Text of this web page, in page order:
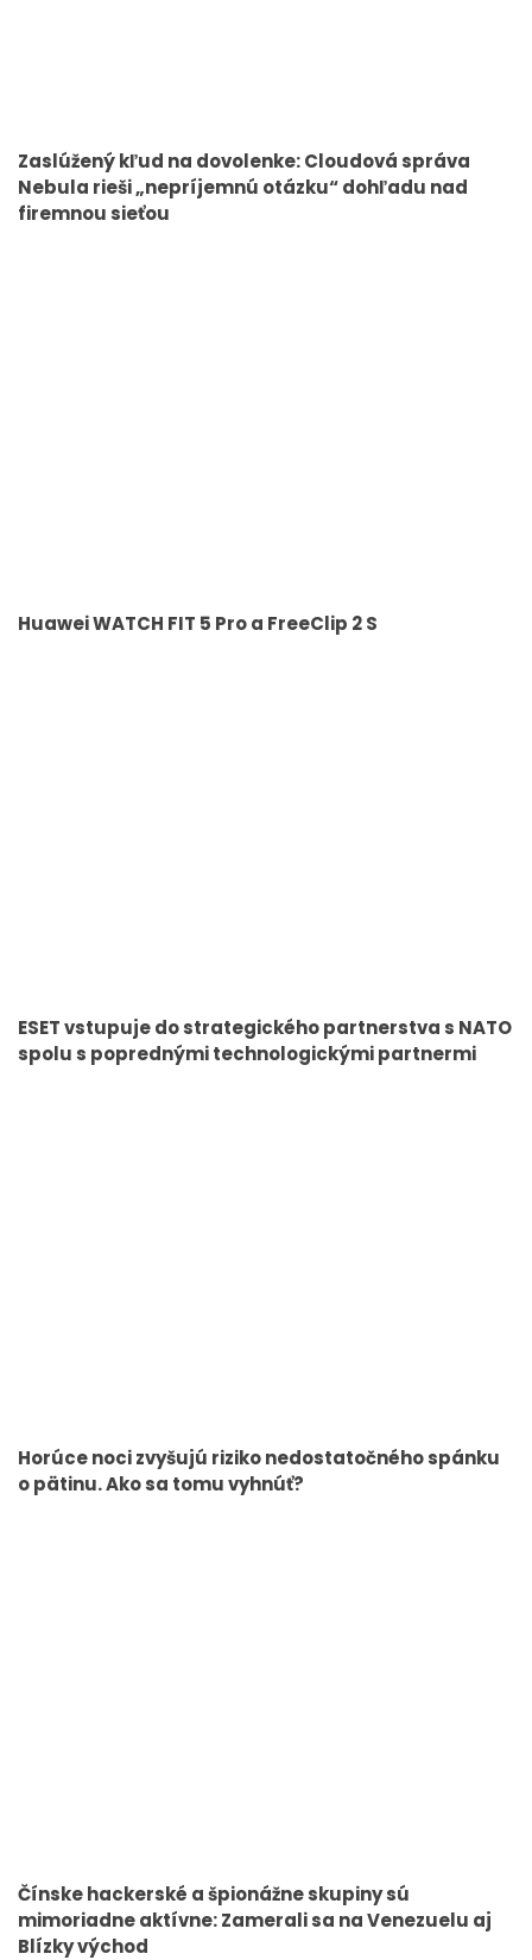
Zaslúžený kľud na dovolenke: Cloudová správa
Nebula rieši „nepríjemnú otázku“ dohľadu nad
firemnou sieťou
Huawei WATCH FIT 5 Pro a FreeClip 2 S
ESET vstupuje do strategického partnerstva s NATO
spolu s poprednými technologickými partnermi
Horúce noci zvyšujú riziko nedostatočného spánku
o pätinu. Ako sa tomu vyhnúť?
Čínske hackerské a špionážne skupiny sú
mimoriadne aktívne: Zamerali sa na Venezuelu aj
Blízky východ